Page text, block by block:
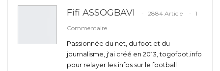
Fifi ASSOGBAVI 2884 Article
1
Commentaire
Passionnée du net, du foot et du
journalisme, j'ai créé en 2013, togofoot.info
pour relayer les infos sur le football